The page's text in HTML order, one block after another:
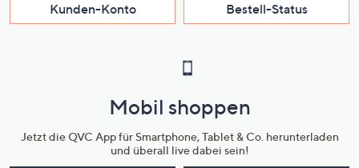
Kunden-Konto Bestell-Status
Mobil shoppen
Jetzt die QVC App für Smartphone, Tablet & Co. herunterladen
und überall live dabei sein!